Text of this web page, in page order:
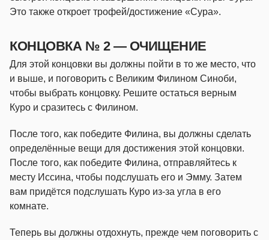
Это также откроет трофей/достижение «Сура».
КОНЦОВКА № 2 — ОЧИЩЕНИЕ
Для этой концовки вы должны пойти в то же место, что
и выше, и поговорить с Великим Филином Синоби,
чтобы выбрать концовку. Решите остаться верным
Куро и сразитесь с Филином.
После того, как победите Филина, вы должны сделать
определённые вещи для достижения этой концовки.
После того, как победите Филина, отправляйтесь к
месту Иссина, чтобы подслушать его и Эмму. Затем
вам придётся подслушать Куро из-за угла в его
комнате.
Теперь вы должны отдохнуть, прежде чем поговорить с